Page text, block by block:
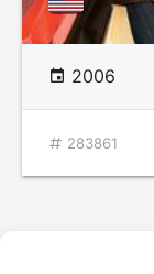
2006
283861